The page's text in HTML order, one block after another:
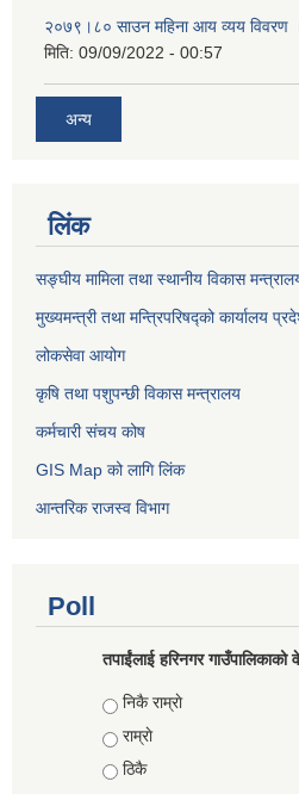
२०७९।८० साउन महिना आय व्यय विवरण
मिति: 09/09/2022 - 00:57
अन्य
लिंक
सङ्घीय मामिला तथा स्थानीय विकास
मुख्यमन्त्री तथा मन्त्रिपरिषद्को कार्यालय
लोकसेवा आयोग ​​​​
कृषि तथा पशुपन्छी विकास मन्त्रालय
कर्मचारी संचय कोष
GIS Map को लागि लिंक
आन्तरिक राजस्व विभाग
Poll
तपाईंलाई हरिनगर गाउँपालिकाको
Choices
निकै राम्राे
राम्राे
ठिकै